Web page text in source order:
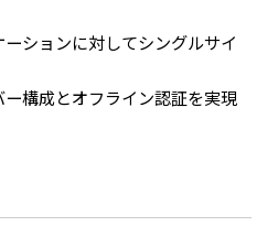
ションに対してシングルサイ
構成とオフライン認証を実現